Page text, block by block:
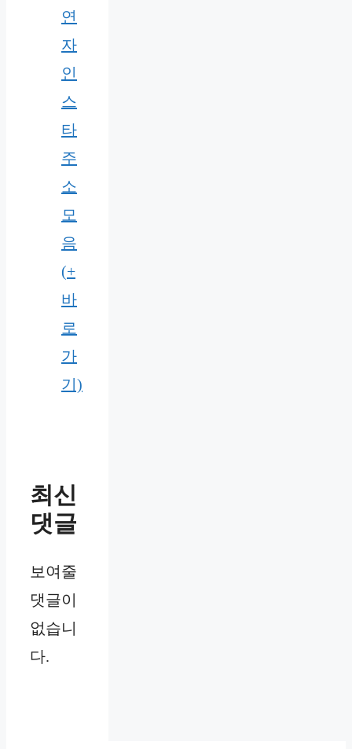
연
자
인
스
타
주
소
모
음
(+
바
로
가
기)
최신
댓글
보여줄
댓글이
없습니
다.